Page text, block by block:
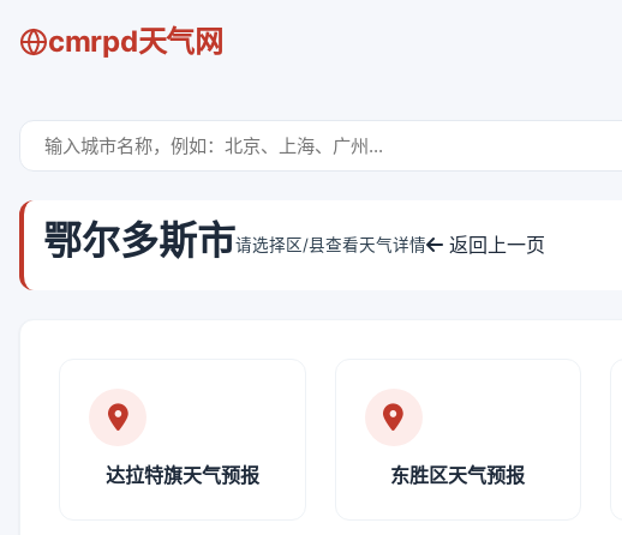
cmrpd天气网
鄂尔多斯市请选择区/县查看天气详情 返回上一页
达拉特旗天气预报 东胜区天气预报